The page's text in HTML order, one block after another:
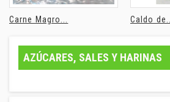
Carne Magro... Caldo de...
AZÚCARES, SALES Y HARINAS